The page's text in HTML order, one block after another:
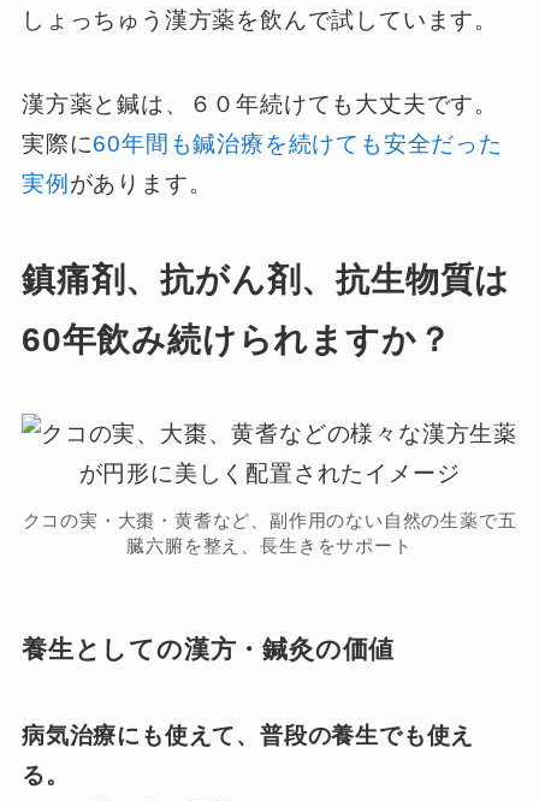
しょっちゅう漢方薬を飲んで試しています。
漢方薬と鍼は、６０年続けても大丈夫です。
実際に60年間も鍼治療を続けても安全だった
実例 があります。
鎮痛剤、抗がん剤、抗生物質は
60年飲み続けられますか？
クコの実・大棗・黄耆など、副作用のない自然の生薬で五
臓六腑を整え、長生きをサポート
養生としての漢方・鍼灸の価値
病気治療にも使えて、普段の養生でも使え
る。